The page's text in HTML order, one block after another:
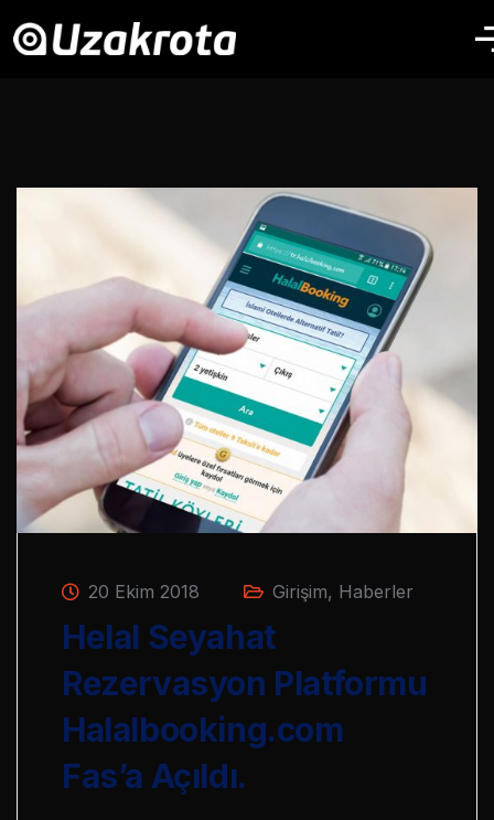
20 Ekim 2018 Girişim, Haberler
Helal Seyahat
Rezervasyon Platformu
Halalbooking.com
Fas’a Açıldı.